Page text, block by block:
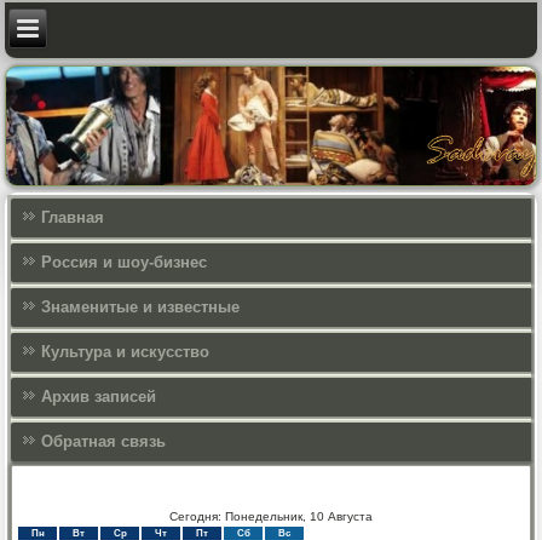
Главная
Россия и шоу-бизнес
Знаменитые и известные
Культура и искусcтво
Архив записей
Обратная связь
Сегодня: Понедельник, 10 Августа
Пн Вт Ср Чт Пт Сб Вс